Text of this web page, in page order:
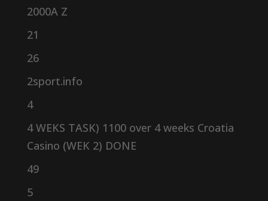
2000A Z
21
26
2sport.info
4
4 WEKS TASK) 1100 over 4 weeks Croatia
Casino (WEK 2) DONE
49
5